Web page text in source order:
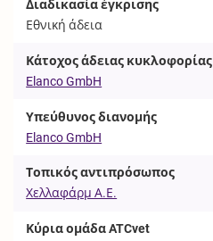
Διαδικασία έγκρισης
Εθνική άδεια
Κάτοχος άδειας κυκλοφορίας
Elanco GmbH
Υπεύθυνος διανομής
Elanco GmbH
Τοπικός αντιπρόσωπος
Χελλαφάρμ Α.Ε.
Κύρια ομάδα ATCvet